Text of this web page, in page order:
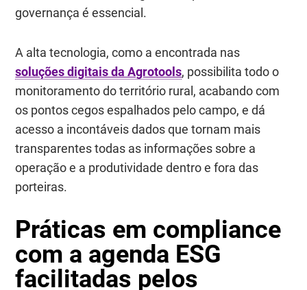
governança é essencial.
A alta tecnologia, como a encontrada nas
soluções digitais da Agrotools, possibilita todo o
monitoramento do território rural, acabando com
os pontos cegos espalhados pelo campo, e dá
acesso a incontáveis dados que tornam mais
transparentes todas as informações sobre a
operação e a produtividade dentro e fora das
porteiras.
Práticas em compliance
com a agenda ESG
facilitadas pelos